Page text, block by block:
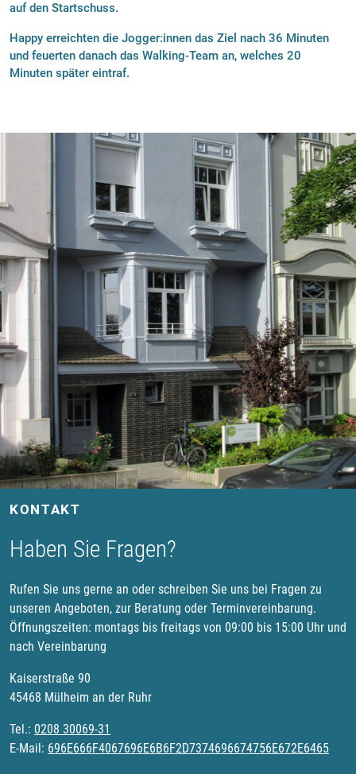
auf den Startschuss.
Happy erreichten die Jogger:innen das Ziel nach 36 Minuten
und feuerten danach das Walking-Team an, welches 20
Minuten später eintraf.
KONTAKT
Haben Sie Fragen?
Rufen Sie uns gerne an oder schreiben Sie uns bei Fragen zu
unseren Angeboten, zur Beratung oder Terminvereinbarung.
Öffnungszeiten: montags bis freitags von 09:00 bis 15:00 Uhr und
nach Vereinbarung
Kaiserstraße 90
45468 Mülheim an der Ruhr
Tel.: 0208 30069-31
E-Mail: 696E666F4067696E6B6F2D7374696674756E672E6465